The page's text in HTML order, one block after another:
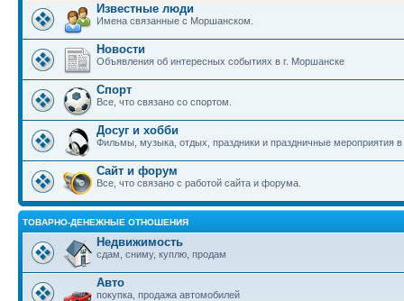
Известные люди
Имена связанные с Моршанском.
Новости
Объявления об интересных событиях в г. Моршанске
Спорт
Все, что связано со спортом.
Досуг и хобби
Фильмы, музыка, отдых, праздники и праздничные мероприятия
Сайт и форум
Все, что связано с работой сайта и форума.
ТОВАРНО-ДЕНЕЖНЫЕ ОТНОШЕНИЯ
Недвижимость
сдам, сниму, куплю, продам
Авто
покупка, продажа автомобилей